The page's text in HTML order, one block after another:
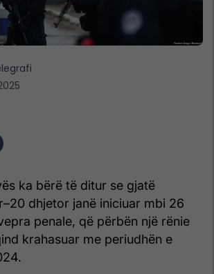
ka bërë të ditur se gjatë
dhjetor janë iniciuar mbi 26
penale, që përbën një rënie
krahasuar me periudhën e